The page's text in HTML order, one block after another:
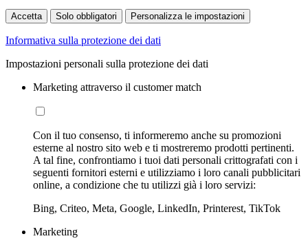
Accetta Solo obbligatori Personalizza le impostazioni
Informativa sulla protezione dei dati
Impostazioni personali sulla protezione dei dati
Marketing attraverso il customer match
Con il tuo consenso, ti informeremo anche su promozioni
esterne al nostro sito web e ti mostreremo prodotti pertinenti.
A tal fine, confrontiamo i tuoi dati personali crittografati con i
seguenti fornitori esterni e utilizziamo i loro canali pubblicitari
online, a condizione che tu utilizzi già i loro servizi:
Bing, Criteo, Meta, Google, LinkedIn, Printerest, TikTok
Marketing